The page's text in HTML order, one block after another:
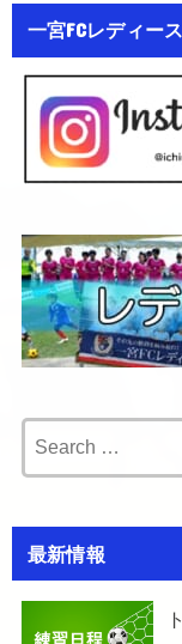
一宮FCレディース
最新情報